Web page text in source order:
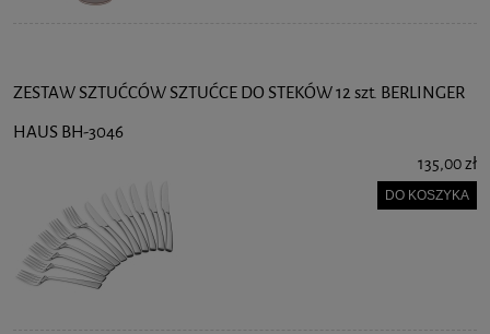
ZESTAW SZTUĆCÓW SZTUĆCE DO STEKÓW 12 szt. BERLINGER
HAUS BH-3046
135,00 zł
DO KOSZYKA